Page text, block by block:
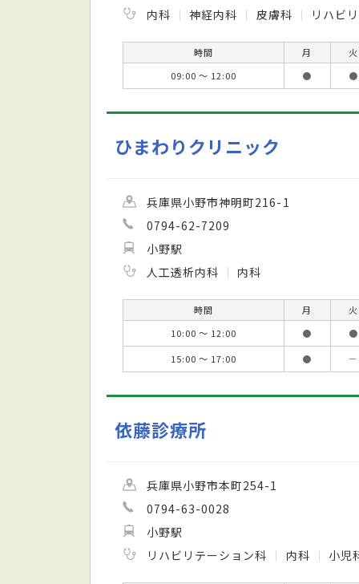
内科
神経内科 皮膚科 リハビ
時間 月 火
09:00 ～ 12:00
● ●
ひまわりクリニック
兵庫県小野市神明町216-1
0794-62-7209
小野駅
人工透析内科
内科
時間 月 火
10:00 ～ 12:00
● ●
15:00 ～ 17:00
● －
依藤診療所
兵庫県小野市本町254-1
0794-63-0028
小野駅
リハビリテーション科
内科 小児